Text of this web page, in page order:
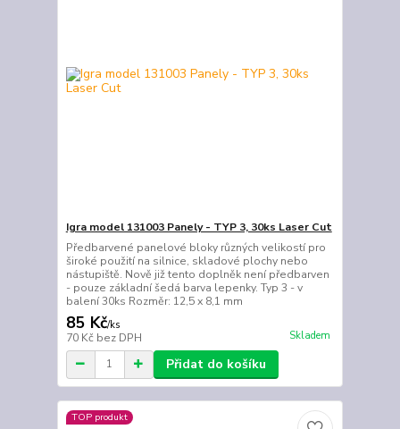
Igra model 131003 Panely - TYP 3, 30ks Laser Cut
Předbarvené panelové bloky různých velikostí pro
široké použití na silnice, skladové plochy nebo
nástupiště. Nově již tento doplněk není předbarven
- pouze základní šedá barva lepenky. Typ 3 - v
balení 30ks Rozměr: 12,5 x 8,1 mm
85 Kč/ks
70 Kč bez DPH Skladem
Přidat do košíku
TOP produkt